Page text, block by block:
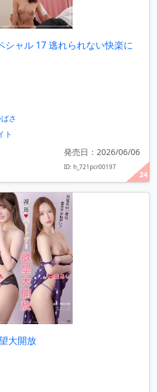
24
シャル 17 逃れられない快楽に
さ
ト
発売日：2026/06/06
ID: h_721pcr00197
大開放